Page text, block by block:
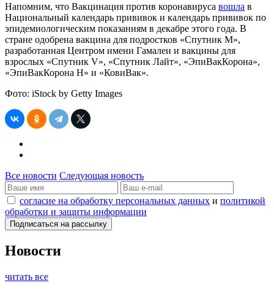
Напомним, что Вакцинация против коронавируса вошла в
Национальный календарь прививок и календарь прививок по
эпидемиологическим показаниям в декабре этого года. В
стране одобрена вакцина для подростков «Спутник М»,
разработанная Центром имени Гамалеи и вакцины для
взрослых «Спутник V», «Спутник Лайт», «ЭпиВакКорона»,
«ЭпиВакКорона Н» и «КовиВак».
Фото: iStock by Getty Images
Все новости Следующая новость
согласие на обработку персональных данных и политикой
обработки и защиты информации
Новости
читать все